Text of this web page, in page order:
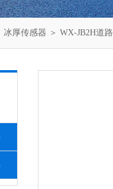
冰厚传感器 ＞ WX-JB2H道